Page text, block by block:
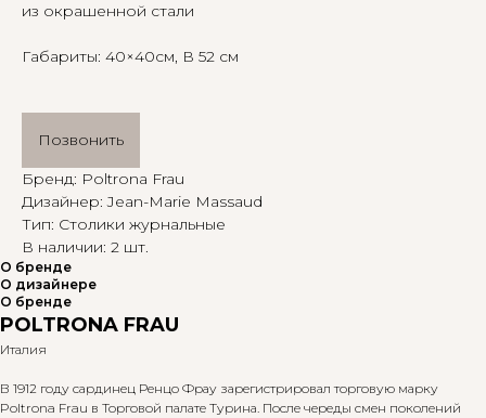
из окрашенной стали
Габариты: 40×40см, В 52 см
Позвонить
Бренд: Poltrona Frau
Дизайнер: Jean-Marie Massaud
Тип: Столики журнальные
В наличии: 2 шт.
О бренде
О дизайнере
О бренде
POLTRONA FRAU
Италия
В 1912 году сардинец Ренцо Фрау зарегистрировал торговую марку
Poltrona Frau в Торговой палате Турина. После череды смен поколений